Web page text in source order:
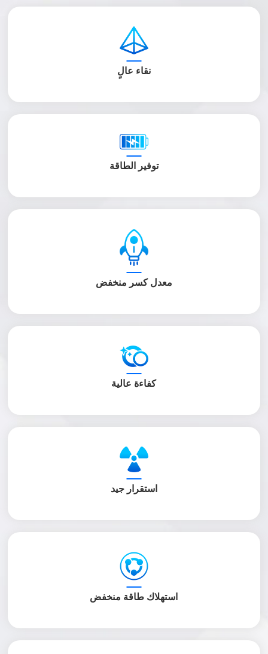
نقاء عالٍ
توفير الطاقة
معدل كسر منخفض
كفاءة عالية
استقرار جيد
استهلاك طاقة منخفض